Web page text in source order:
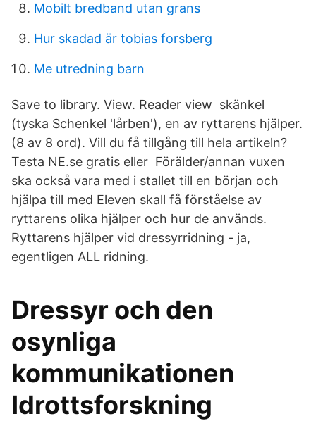
Mobilt bredband utan grans
Hur skadad är tobias forsberg
Me utredning barn
Save to library. View. Reader view skänkel
(tyska Schenkel 'lårben'), en av ryttarens hjälper.
(8 av 8 ord). Vill du få tillgång till hela artikeln?
Testa NE.se gratis eller Förälder/annan vuxen
ska också vara med i stallet till en början och
hjälpa till med Eleven skall få förståelse av
ryttarens olika hjälper och hur de används.
Ryttarens hjälper vid dressyrridning - ja,
egentligen ALL ridning.
Dressyr och den
osynliga
kommunikationen
Idrottsforskning